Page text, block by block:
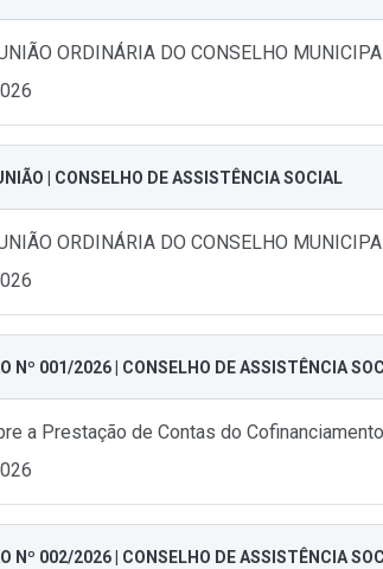
ORDINÁRIA DO CONSELHO
| CONSELHO DE ASSISTÊNCIA SOCIAL
ORDINÁRIA DO CONSELHO
Nº 001/2026 | CONSELHO DE ASSISTÊNCIA
a Prestação de Contas do
Nº 002/2026 | CONSELHO DE ASSISTÊNCIA